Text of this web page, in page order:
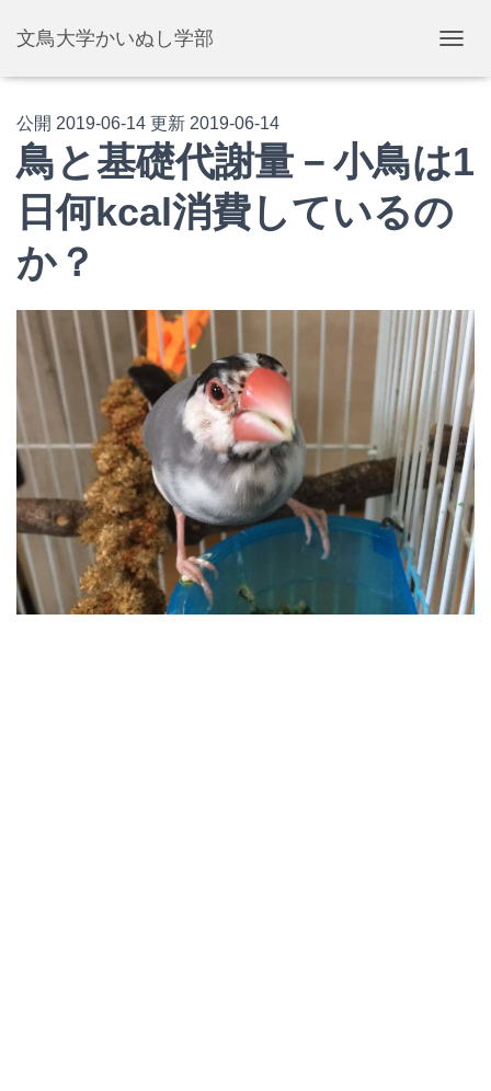
文鳥大学かいぬし学部
ビ
ョ
ン
切
公開 2019-06-14 更新 2019-06-14
鳥と基礎代謝量－小鳥は1
日何kcal消費しているの
か？